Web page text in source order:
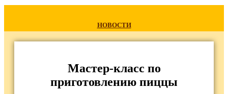
НОВОСТИ
Мастер-класс по
приготовлению пиццы